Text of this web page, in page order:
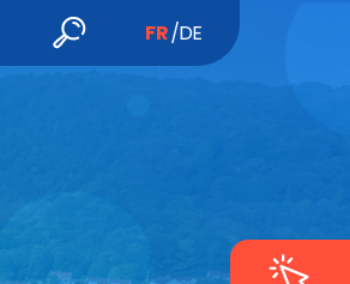
FR DE